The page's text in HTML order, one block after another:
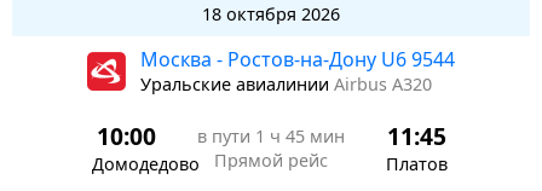
18 октября 2026
Москва - Ростов-на-Дону U6 9544
Уральские авиалинии Airbus A320
10:00
Домодедово
в пути 1 ч 45 мин
Прямой рейс
11:45
Платов